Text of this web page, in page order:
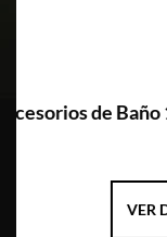
Indonesi...